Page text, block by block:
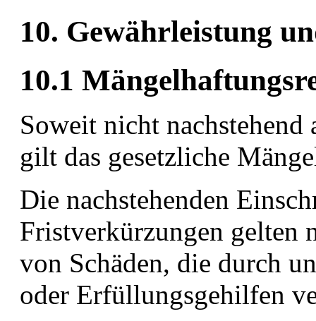
10. Gewährleistung
10.1
Soweit nicht
gilt das gesetzliche
Die nachstehenden
Fristverkürzungen gelten
von Schäden, die durch
oder Erfüllungsgehilfen